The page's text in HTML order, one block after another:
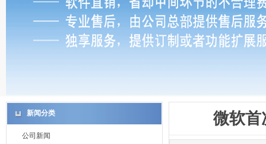
新闻分类
公司新闻
微软